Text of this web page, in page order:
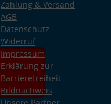
Zahlung & Versand
AGB
Datenschutz
Widerruf
Impressum
Erklärung zur
Barrierefreiheit
Bildnachweis